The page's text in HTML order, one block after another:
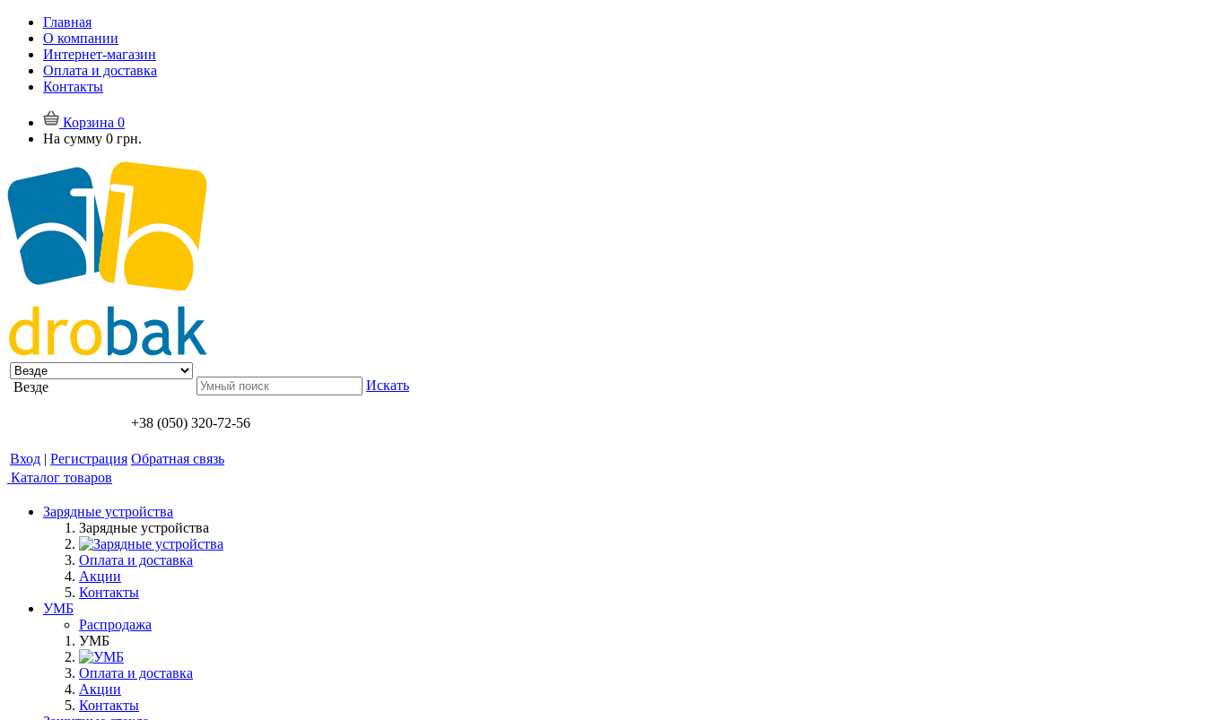
Главная
О компании
Интернет-магазин
Оплата и доставка
Контакты
Корзина 0
На сумму 0 грн.
Везде Искать
+38 (050) 320-72-56
Вход | Регистрация Обратная связь
Каталог товаров
Зарядные устройства
Зарядные устройства
Оплата и доставка
Акции
Контакты
УМБ
Распродажа
УМБ
Оплата и доставка
Акции
Контакты